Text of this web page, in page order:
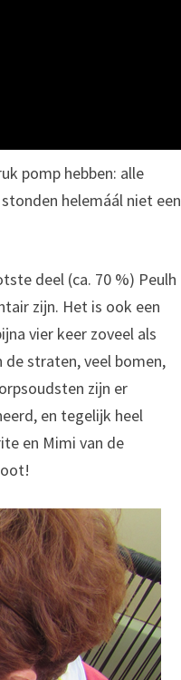
pomp hebben: alle
helemáál niet een
deel (ca. 70 %) Peulh
zijn. Het is ook een
vier keer zoveel als
de straten, veel bomen,
zijn er
en tegelijk heel
en Mimi van de